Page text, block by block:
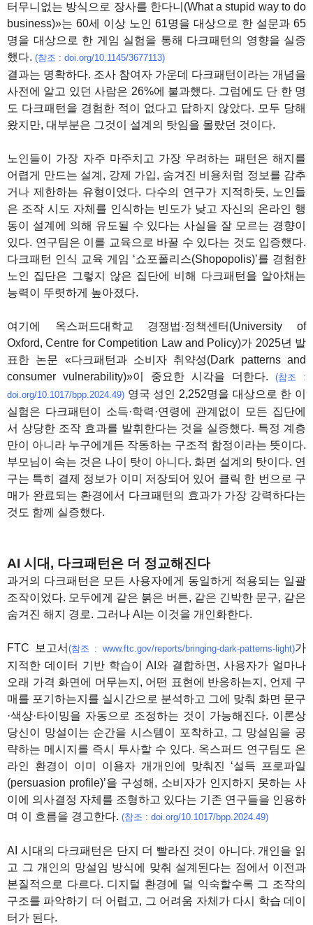
터무니없는 방식으로 장사를 한다니(What a stupid way to do
business)»는 60세 이상 노인 61명을 대상으로 한 설문과 65
명을 대상으로 한 게임 실험을 통해 다크패턴의 영향을 실증
했다. (참조 : doi.org/10.1145/3677113)
결과는 명확하다. 조사 참여자 가운데 다크패턴이라는 개념을
사전에 알고 있던 사람은 26%에 불과했다. 그럼에도 단 한 명
도 다크패턴을 경험한 적이 없다고 답하지 않았다. 모두 당해
왔지만, 대부분은 그것이 설계의 탓임을 몰랐던 것이다.
노인들이 가장 자주 마주치고 가장 우려하는 패턴은 해지를
어렵게 만드는 설계, 강제 가입, 숨겨진 비용처럼 정보를 감추
거나 제한하는 유형이었다. 다수의 연구가 지적하듯, 노인들
은 조작 시도 자체를 인식하는 빈도가 낮고 자신의 온라인 행
동이 설계에 의해 유도될 수 있다는 사실을 잘 모르는 경향이
있다. 연구팀은 이를 교육으로 바꿀 수 있다는 것도 입증했다.
다크패턴 인식 교육 게임 ‘쇼포폴리스(Shopopolis)’를 경험한
노인 집단은 그렇지 않은 집단에 비해 다크패턴을 알아채는
능력이 뚜렷하게 높아졌다.
여기에 옥스퍼드대학교 경쟁법·정책센터(University of
Oxford, Centre for Competition Law and Policy)가 2025년 발
표한 논문 «다크패턴과 소비자 취약성(Dark patterns and
consumer vulnerability)»이 중요한 시각을 더한다. (참조 :
doi.org/10.1017/bpp.2024.49) 영국 성인 2,252명을 대상으로 한 이
실험은 다크패턴이 소득·학력·연령에 관계없이 모든 집단에
서 상당한 조작 효과를 발휘한다는 것을 실증했다. 특정 계층
만이 아니라 누구에게든 작동하는 구조적 함정이라는 뜻이다.
부모님이 속는 것은 나이 탓이 아니다. 화면 설계의 탓이다. 연
구는 특히 결제 정보가 이미 저장되어 있어 클릭 한 번으로 구
매가 완료되는 환경에서 다크패턴의 효과가 가장 강력하다는
것도 함께 실증했다.
AI 시대, 다크패턴은 더 정교해진다
과거의 다크패턴은 모든 사용자에게 동일하게 적용되는 일괄
조작이었다. 모두에게 같은 붉은 버튼, 같은 긴박한 문구, 같은
숨겨진 해지 경로. 그러나 AI는 이것을 개인화한다.
FTC 보고서 (참조 : www.ftc.gov/reports/bringing-dark-patterns-light)가
지적한 데이터 기반 학습이 AI와 결합하면, 사용자가 얼마나
오래 가격 화면에 머무는지, 어떤 표현에 반응하는지, 언제 구
매를 포기하는지를 실시간으로 분석하고 그에 맞춰 화면 문구
·색상·타이밍을 자동으로 조정하는 것이 가능해진다. 이론상
당신이 망설이는 순간을 시스템이 포착하고, 그 망설임을 공
략하는 메시지를 즉시 투사할 수 있다. 옥스퍼드 연구팀도 온
라인 환경이 이미 이용자 개개인에 맞춰진 ‘설득 프로파일
(persuasion profile)’을 구성해, 소비자가 인지하지 못하는 사
이에 의사결정 자체를 조형하고 있다는 기존 연구들을 인용하
며 이 흐름을 경고한다. (참조 : doi.org/10.1017/bpp.2024.49)
AI 시대의 다크패턴은 단지 더 빨라진 것이 아니다. 개인을 읽
고 그 개인의 망설임 방식에 맞춰 설계된다는 점에서 이전과
본질적으로 다르다. 디지털 환경에 덜 익숙할수록 그 조작의
구조를 파악하기 더 어렵고, 그 어려움 자체가 다시 학습 데이
터가 된다.